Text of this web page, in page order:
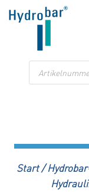
Zum
Inhalt
Products
search
Start /